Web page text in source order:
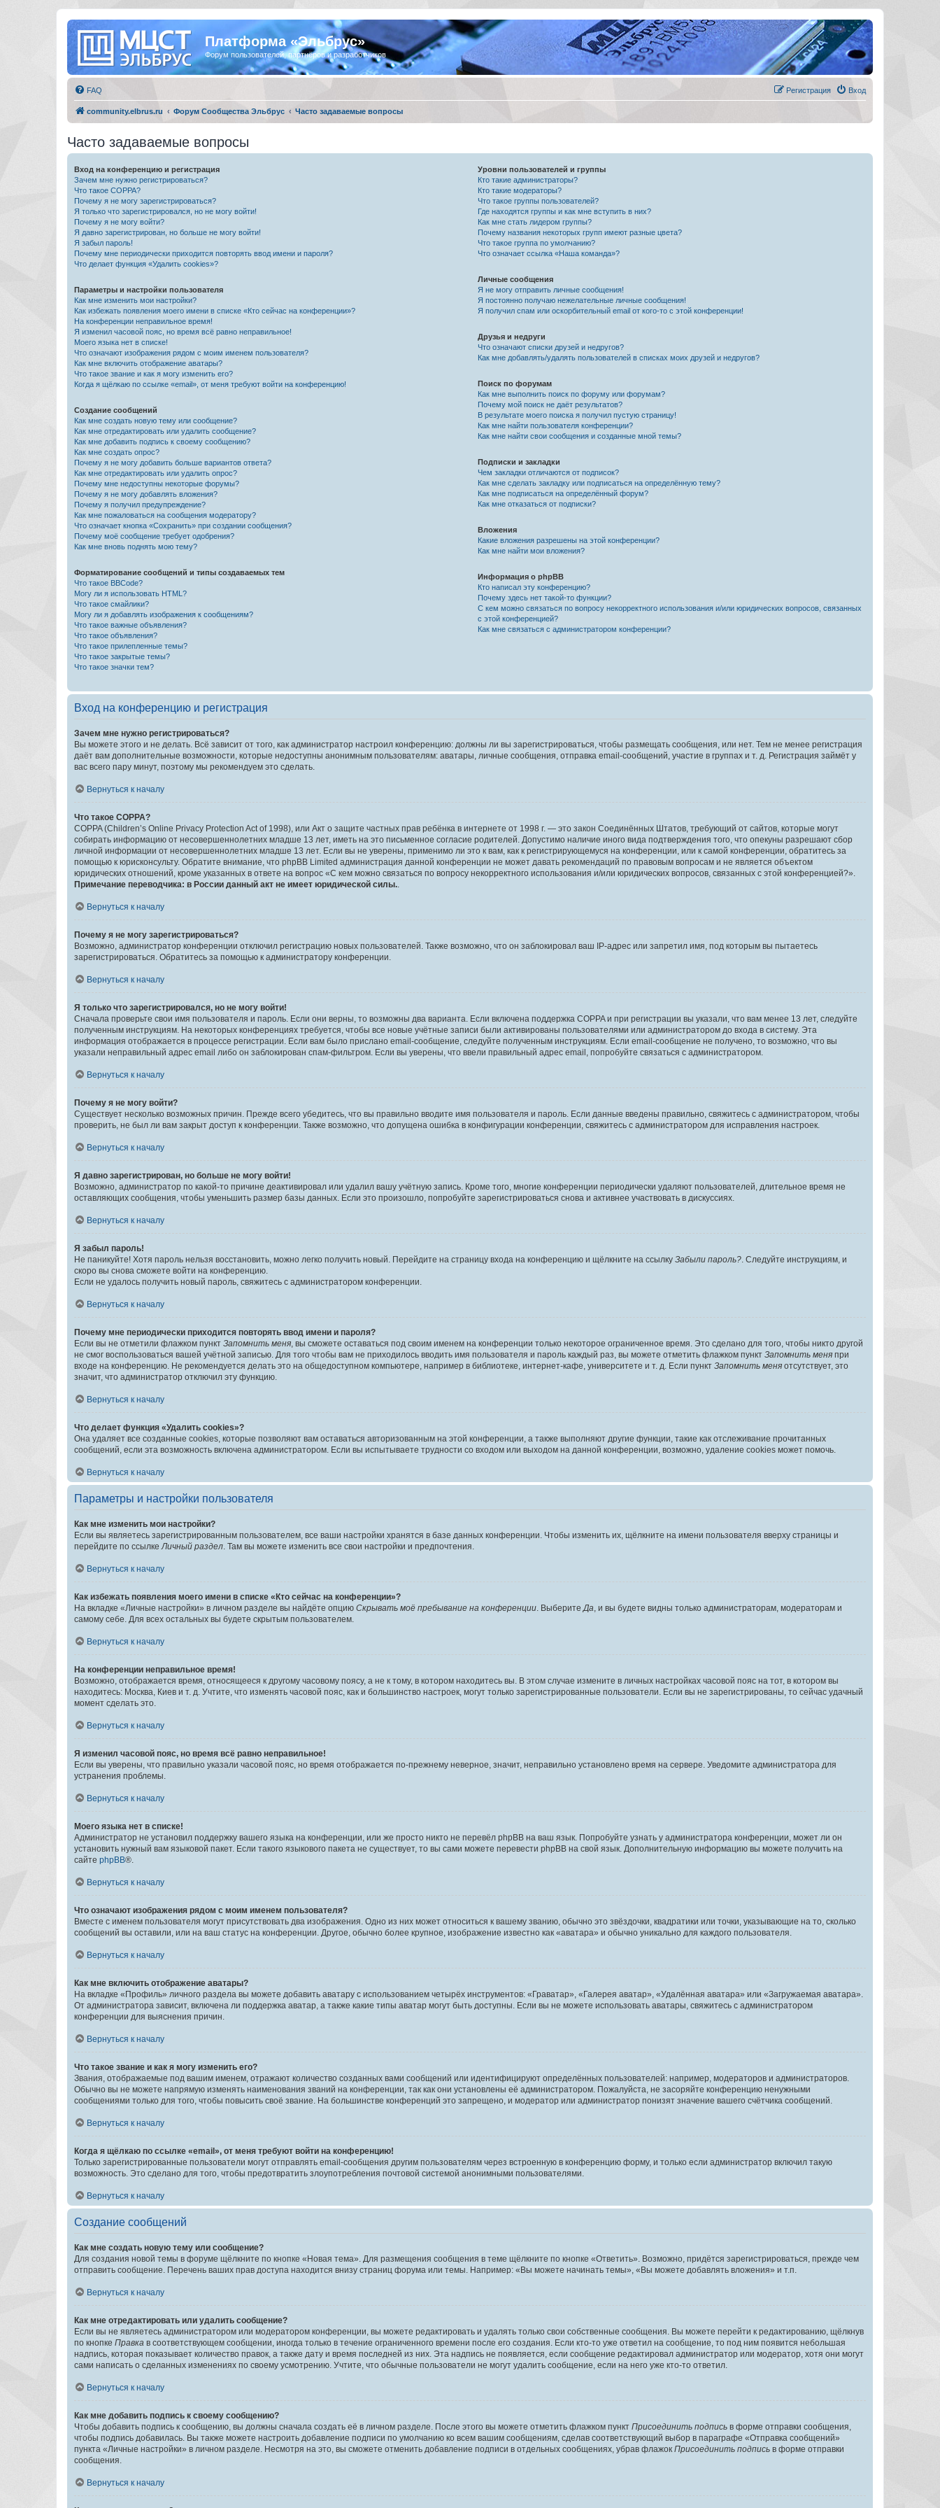
Платформа «Эльбрус»
Форум пользователей, партнёров и разработчиков
FAQ Вход
Регистрация
community.elbrus.ru Форум Сообщества Эльбрус Часто задаваемые вопросы
Часто задаваемые вопросы
Вход на конференцию и регистрация
Зачем мне нужно регистрироваться?
Что такое COPPA?
Почему я не могу зарегистрироваться?
Я только что зарегистрировался, но не могу войти!
Почему я не могу войти?
Я давно зарегистрирован, но больше не могу войти!
Я забыл пароль!
Почему мне периодически приходится повторять ввод имени и пароля?
Что делает функция «Удалить cookies»?
Параметры и настройки пользователя
Как мне изменить мои настройки?
Как избежать появления моего имени в списке «Кто сейчас на конференции»?
На конференции неправильное время!
Я изменил часовой пояс, но время всё равно неправильное!
Моего языка нет в списке!
Что означают изображения рядом с моим именем пользователя?
Как мне включить отображение аватары?
Что такое звание и как я могу изменить его?
Когда я щёлкаю по ссылке «email», от меня требуют войти на конференцию!
Создание сообщений
Как мне создать новую тему или сообщение?
Как мне отредактировать или удалить сообщение?
Как мне добавить подпись к своему сообщению?
Как мне создать опрос?
Почему я не могу добавить больше вариантов ответа?
Как мне отредактировать или удалить опрос?
Почему мне недоступны некоторые форумы?
Почему я не могу добавлять вложения?
Почему я получил предупреждение?
Как мне пожаловаться на сообщения модератору?
Что означает кнопка «Сохранить» при создании сообщения?
Почему моё сообщение требует одобрения?
Как мне вновь поднять мою тему?
Форматирование сообщений и типы создаваемых тем
Что такое BBCode?
Могу ли я использовать HTML?
Что такое смайлики?
Могу ли я добавлять изображения к сообщениям?
Что такое важные объявления?
Что такое объявления?
Что такое прилепленные темы?
Что такое закрытые темы?
Что такое значки тем?
Уровни пользователей и группы
Кто такие администраторы?
Кто такие модераторы?
Что такое группы пользователей?
Где находятся группы и как мне вступить в них?
Как мне стать лидером группы?
Почему названия некоторых групп имеют разные цвета?
Что такое группа по умолчанию?
Что означает ссылка «Наша команда»?
Личные сообщения
Я не могу отправить личные сообщения!
Я постоянно получаю нежелательные личные сообщения!
Я получил спам или оскорбительный email от кого-то с этой конференции!
Друзья и недруги
Что означают списки друзей и недругов?
Как мне добавлять/удалять пользователей в списках моих друзей и недругов?
Поиск по форумам
Как мне выполнить поиск по форуму или форумам?
Почему мой поиск не даёт результатов?
В результате моего поиска я получил пустую страницу!
Как мне найти пользователя конференции?
Как мне найти свои сообщения и созданные мной темы?
Подписки и закладки
Чем закладки отличаются от подписок?
Как мне сделать закладку или подписаться на определённую тему?
Как мне подписаться на определённый форум?
Как мне отказаться от подписки?
Вложения
Какие вложения разрешены на этой конференции?
Как мне найти мои вложения?
Информация о phpBB
Кто написал эту конференцию?
Почему здесь нет такой-то функции?
С кем можно связаться по вопросу некорректного использования и/или юридических вопросов, связанных
с этой конференцией?
Как мне связаться с администратором конференции?
Вход на конференцию и регистрация
Зачем мне нужно регистрироваться?
Вы можете этого и не делать. Всё зависит от того, как администратор настроил конференцию: должны ли вы зарегистрироваться, чтобы размещать сообщения, или нет. Тем не менее регистрация
даёт вам дополнительные возможности, которые недоступны анонимным пользователям: аватары, личные сообщения, отправка email-сообщений, участие в группах и т. д. Регистрация займёт у
вас всего пару минут, поэтому мы рекомендуем это сделать.
Вернуться к началу
Что такое COPPA?
COPPA (Children’s Online Privacy Protection Act of 1998), или Акт о защите частных прав ребёнка в интернете от 1998 г. — это закон Соединённых Штатов, требующий от сайтов, которые могут
собирать информацию от несовершеннолетних младше 13 лет, иметь на это письменное согласие родителей. Допустимо наличие иного вида подтверждения того, что опекуны разрешают сбор
личной информации от несовершеннолетних младше 13 лет. Если вы не уверены, применимо ли это к вам, как к регистрирующемуся на конференции, или к самой конференции, обратитесь за
помощью к юрисконсульту. Обратите внимание, что phpBB Limited администрация данной конференции не может давать рекомендаций по правовым вопросам и не является объектом
юридических отношений, кроме указанных в ответе на вопрос «С кем можно связаться по вопросу некорректного использования и/или юридических вопросов, связанных с этой конференцией?».
Примечание переводчика: в России данный акт не имеет юридической силы.
Вернуться к началу
Почему я не могу зарегистрироваться?
Возможно, администратор конференции отключил регистрацию новых пользователей. Также возможно, что он заблокировал ваш IP-адрес или запретил имя, под которым вы пытаетесь
зарегистрироваться. Обратитесь за помощью к администратору конференции.
Вернуться к началу
Я только что зарегистрировался, но не могу войти!
Сначала проверьте свои имя пользователя и пароль. Если они верны, то возможны два варианта. Если включена поддержка COPPA и при регистрации вы указали, что вам менее 13 лет, следуйте
полученным инструкциям. На некоторых конференциях требуется, чтобы все новые учётные записи были активированы пользователями или администратором до входа в систему. Эта
информация отображается в процессе регистрации. Если вам было прислано email-сообщение, следуйте полученным инструкциям. Если email-сообщение не получено, то возможно, что вы
указали неправильный адрес email либо он заблокирован спам-фильтром. Если вы уверены, что ввели правильный адрес email, попробуйте связаться с администратором.
Вернуться к началу
Почему я не могу войти?
Существует несколько возможных причин. Прежде всего убедитесь, что вы правильно вводите имя пользователя и пароль. Если данные введены правильно, свяжитесь с администратором, чтобы
проверить, не был ли вам закрыт доступ к конференции. Также возможно, что допущена ошибка в конфигурации конференции, свяжитесь с администратором для исправления настроек.
Вернуться к началу
Я давно зарегистрирован, но больше не могу войти!
Возможно, администратор по какой-то причине деактивировал или удалил вашу учётную запись. Кроме того, многие конференции периодически удаляют пользователей, длительное время не
оставляющих сообщения, чтобы уменьшить размер базы данных. Если это произошло, попробуйте зарегистрироваться снова и активнее участвовать в дискуссиях.
Вернуться к началу
Я забыл пароль!
Не паникуйте! Хотя пароль нельзя восстановить, можно легко получить новый. Перейдите на страницу входа на конференцию и щёлкните на ссылку Забыли пароль? . Следуйте инструкциям, и
скоро вы снова сможете войти на конференцию.
Если не удалось получить новый пароль, свяжитесь с администратором конференции.
Вернуться к началу
Почему мне периодически приходится повторять ввод имени и пароля?
Если вы не отметили флажком пункт Запомнить меня , вы сможете оставаться под своим именем на конференции только некоторое ограниченное время. Это сделано для того, чтобы никто другой
не смог воспользоваться вашей учётной записью. Для того чтобы вам не приходилось вводить имя пользователя и пароль каждый раз, вы можете отметить флажком пункт Запомнить меня при
входе на конференцию. Не рекомендуется делать это на общедоступном компьютере, например в библиотеке, интернет-кафе, университете и т. д. Если пункт Запомнить меня отсутствует, это
значит, что администратор отключил эту функцию.
Вернуться к началу
Что делает функция «Удалить cookies»?
Она удаляет все созданные cookies, которые позволяют вам оставаться авторизованным на этой конференции, а также выполняют другие функции, такие как отслеживание прочитанных
сообщений, если эта возможность включена администратором. Если вы испытываете трудности со входом или выходом на данной конференции, возможно, удаление cookies может помочь.
Вернуться к началу
Параметры и настройки пользователя
Как мне изменить мои настройки?
Если вы являетесь зарегистрированным пользователем, все ваши настройки хранятся в базе данных конференции. Чтобы изменить их, щёлкните на имени пользователя вверху страницы и
перейдите по ссылке Личный раздел . Там вы можете изменить все свои настройки и предпочтения.
Вернуться к началу
Как избежать появления моего имени в списке «Кто сейчас на конференции»?
На вкладке «Личные настройки» в личном разделе вы найдёте опцию Скрывать моё пребывание на конференции . Выберите Да , и вы будете видны только администраторам, модераторам и
самому себе. Для всех остальных вы будете скрытым пользователем.
Вернуться к началу
На конференции неправильное время!
Возможно, отображается время, относящееся к другому часовому поясу, а не к тому, в котором находитесь вы. В этом случае измените в личных настройках часовой пояс на тот, в котором вы
находитесь: Москва, Киев и т. д. Учтите, что изменять часовой пояс, как и большинство настроек, могут только зарегистрированные пользователи. Если вы не зарегистрированы, то сейчас удачный
момент сделать это.
Вернуться к началу
Я изменил часовой пояс, но время всё равно неправильное!
Если вы уверены, что правильно указали часовой пояс, но время отображается по-прежнему неверное, значит, неправильно установлено время на сервере. Уведомите администратора для
устранения проблемы.
Вернуться к началу
Моего языка нет в списке!
Администратор не установил поддержку вашего языка на конференции, или же просто никто не перевёл phpBB на ваш язык. Попробуйте узнать у администратора конференции, может ли он
установить нужный вам языковой пакет. Если такого языкового пакета не существует, то вы сами можете перевести phpBB на свой язык. Дополнительную информацию вы можете получить на
сайте phpBB®.
Вернуться к началу
Что означают изображения рядом с моим именем пользователя?
Вместе с именем пользователя могут присутствовать два изображения. Одно из них может относиться к вашему званию, обычно это звёздочки, квадратики или точки, указывающие на то, сколько
сообщений вы оставили, или на ваш статус на конференции. Другое, обычно более крупное, изображение известно как «аватара» и обычно уникально для каждого пользователя.
Вернуться к началу
Как мне включить отображение аватары?
На вкладке «Профиль» личного раздела вы можете добавить аватару с использованием четырёх инструментов: «Граватар», «Галерея аватар», «Удалённая аватара» или «Загружаемая аватара».
От администратора зависит, включена ли поддержка аватар, а также какие типы аватар могут быть доступны. Если вы не можете использовать аватары, свяжитесь с администратором
конференции для выяснения причин.
Вернуться к началу
Что такое звание и как я могу изменить его?
Звания, отображаемые под вашим именем, отражают количество созданных вами сообщений или идентифицируют определённых пользователей: например, модераторов и администраторов.
Обычно вы не можете напрямую изменять наименования званий на конференции, так как они установлены её администратором. Пожалуйста, не засоряйте конференцию ненужными
сообщениями только для того, чтобы повысить своё звание. На большинстве конференций это запрещено, и модератор или администратор понизят значение вашего счётчика сообщений.
Вернуться к началу
Когда я щёлкаю по ссылке «email», от меня требуют войти на конференцию!
Только зарегистрированные пользователи могут отправлять email-сообщения другим пользователям через встроенную в конференцию форму, и только если администратор включил такую
возможность. Это сделано для того, чтобы предотвратить злоупотребления почтовой системой анонимными пользователями.
Вернуться к началу
Создание сообщений
Как мне создать новую тему или сообщение?
Для создания новой темы в форуме щёлкните по кнопке «Новая тема». Для размещения сообщения в теме щёлкните по кнопке «Ответить». Возможно, придётся зарегистрироваться, прежде чем
отправить сообщение. Перечень ваших прав доступа находится внизу страниц форума или темы. Например: «Вы можете начинать темы», «Вы можете добавлять вложения» и т.п.
Вернуться к началу
Как мне отредактировать или удалить сообщение?
Если вы не являетесь администратором или модератором конференции, вы можете редактировать и удалять только свои собственные сообщения. Вы можете перейти к редактированию, щёлкнув
по кнопке Правка в соответствующем сообщении, иногда только в течение ограниченного времени после его создания. Если кто-то уже ответил на сообщение, то под ним появится небольшая
надпись, которая показывает количество правок, а также дату и время последней из них. Эта надпись не появляется, если сообщение редактировал администратор или модератор, хотя они могут
сами написать о сделанных изменениях по своему усмотрению. Учтите, что обычные пользователи не могут удалить сообщение, если на него уже кто-то ответил.
Вернуться к началу
Как мне добавить подпись к своему сообщению?
Чтобы добавить подпись к сообщению, вы должны сначала создать её в личном разделе. После этого вы можете отметить флажком пункт Присоединить подпись в форме отправки сообщения,
чтобы подпись добавилась. Вы также можете настроить добавление подписи по умолчанию ко всем вашим сообщениям, сделав соответствующий выбор в параграфе «Отправка сообщений»
пункта «Личные настройки» в личном разделе. Несмотря на это, вы сможете отменить добавление подписи в отдельных сообщениях, убрав флажок Присоединить подпись в форме отправки
сообщения.
Вернуться к началу